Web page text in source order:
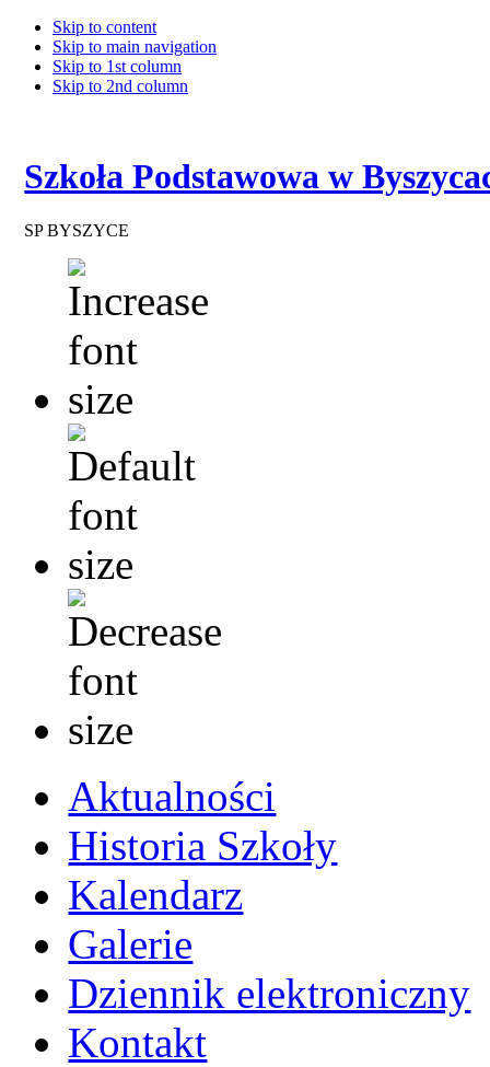
Skip to content
Skip to main navigation
Skip to 1st column
Skip to 2nd column
Szkoła Podstawowa w
SP BYSZYCE
Aktualności
Historia Szkoły
Kalendarz
Galerie
Dziennik elektroniczny
Kontakt